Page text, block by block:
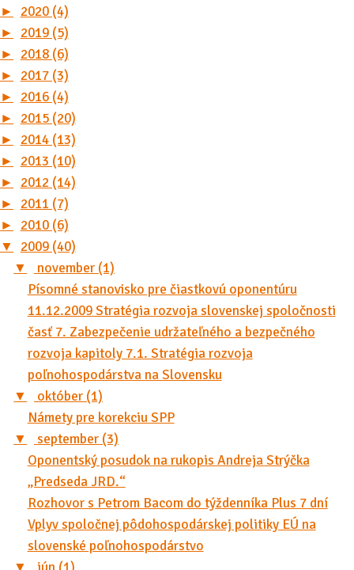
►
2020 (4)
►
2019 (5)
►
2018 (6)
►
2017 (3)
►
2016 (4)
►
2015 (20)
►
2014 (13)
►
2013 (10)
►
2012 (14)
►
2011 (7)
►
2010 (6)
▼
2009 (40)
▼
november (1)
Písomné stanovisko pre čiastkovú oponentúru
11.12.2009 Stratégia rozvoja slovenskej spoločnosti
časť 7. Zabezpečenie udržateľného a bezpečného
rozvoja kapitoly 7.1. Stratégia rozvoja
poľnohospodárstva na Slovensku
▼
október (1)
Námety pre korekciu SPP
▼
september (3)
Oponentský posudok na rukopis Andreja Strýčka
„Predseda JRD.“
Rozhovor s Petrom Bacom do týždenníka Plus 7 dní
Vplyv spoločnej pôdohospodárskej politiky EÚ na
slovenské poľnohospodárstvo